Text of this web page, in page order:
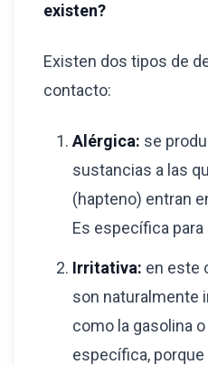
existen?
Existen dos tipos de
contacto:
Alérgica: se
sustancias a las
(hapteno) entran
Es específica para
Irritativa: en este
son naturalmente
como la gasolina
específica, porque